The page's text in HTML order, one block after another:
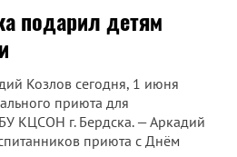
подарил детям
Козлов сегодня, 1 июня
приюта для
КЦСОН г. Бердска. — Аркадий
приюта с Днём